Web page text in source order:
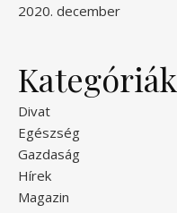
2020. december
Kategóriák
Divat
Egészség
Gazdaság
Hírek
Magazin